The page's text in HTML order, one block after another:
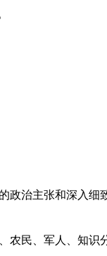
治主张和深入细
民、军人、知识